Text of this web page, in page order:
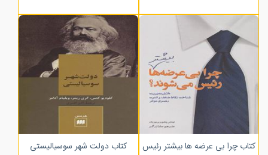
کتاب چرا بی عرضه ها بیشتر رئیس می شوند؟کتاب دولت شهر سوسیالیستی